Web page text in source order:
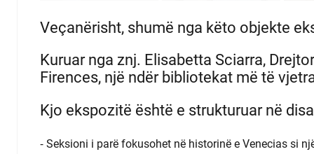
Veçanërisht, shumë nga këto objekte
Kuruar nga znj. Elisabetta Sciarra,
Firences, një ndër bibliotekat më të
Kjo ekspozitë është e strukturuar në
⁃ Seksioni i parë fokusohet në historinë e Venecias si